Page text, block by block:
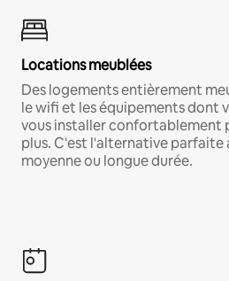
Locations meublées
Des logements entièrement
le wifi et les équipements dont
vous installer confortablement
plus. C'est l'alternative parfaite
moyenne ou longue durée.